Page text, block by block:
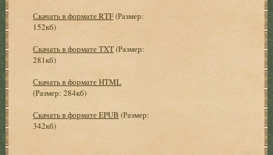
Скачать в формате RTF(Размер:
152кб)
Скачать в формате TXT(Размер:
281кб)
Скачать в формате HTML
(Размер: 284кб)
Скачать в формате EPUB (Размер:
342кб)